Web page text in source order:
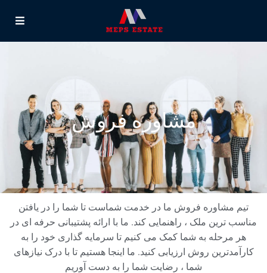
مشاوره فروش
تیم مشاوره فروش ما در خدمت شماست تا شما را در یافتن
مناسب ترین ملک ، راهنمایی کند. ما با ارائه پشتیبانی حرفه ای در
هر مرحله به شما کمک می کنیم تا سرمایه گذاری خود را به
کارآمدترین روش ارزیابی کنید. ما اینجا هستیم تا با درک نیازهای
شما ، رضایت شما را به دست آوریم